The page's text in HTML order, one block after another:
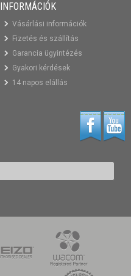
INFORMÁCIÓK
Vásárlási információk
Fizetés és szállítás
Garancia ügyintézés
Gyakori kérdések
14 napos elállás